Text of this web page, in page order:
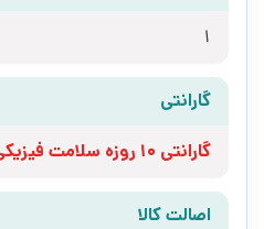
1
گارانتی
گارانتی 10 روزه سلامت فیزیکی کتاب
اصالت کالا